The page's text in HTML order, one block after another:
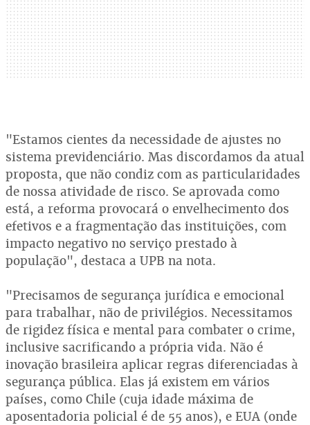
"Estamos cientes da necessidade de ajustes no
sistema previdenciário. Mas discordamos da atual
proposta, que não condiz com as particularidades
de nossa atividade de risco. Se aprovada como
está, a reforma provocará o envelhecimento dos
efetivos e a fragmentação das instituições, com
impacto negativo no serviço prestado à
população", destaca a UPB na nota.
"Precisamos de segurança jurídica e emocional
para trabalhar, não de privilégios. Necessitamos
de rigidez física e mental para combater o crime,
inclusive sacrificando a própria vida. Não é
inovação brasileira aplicar regras diferenciadas à
segurança pública. Elas já existem em vários
países, como Chile (cuja idade máxima de
aposentadoria policial é de 55 anos), e EUA (onde